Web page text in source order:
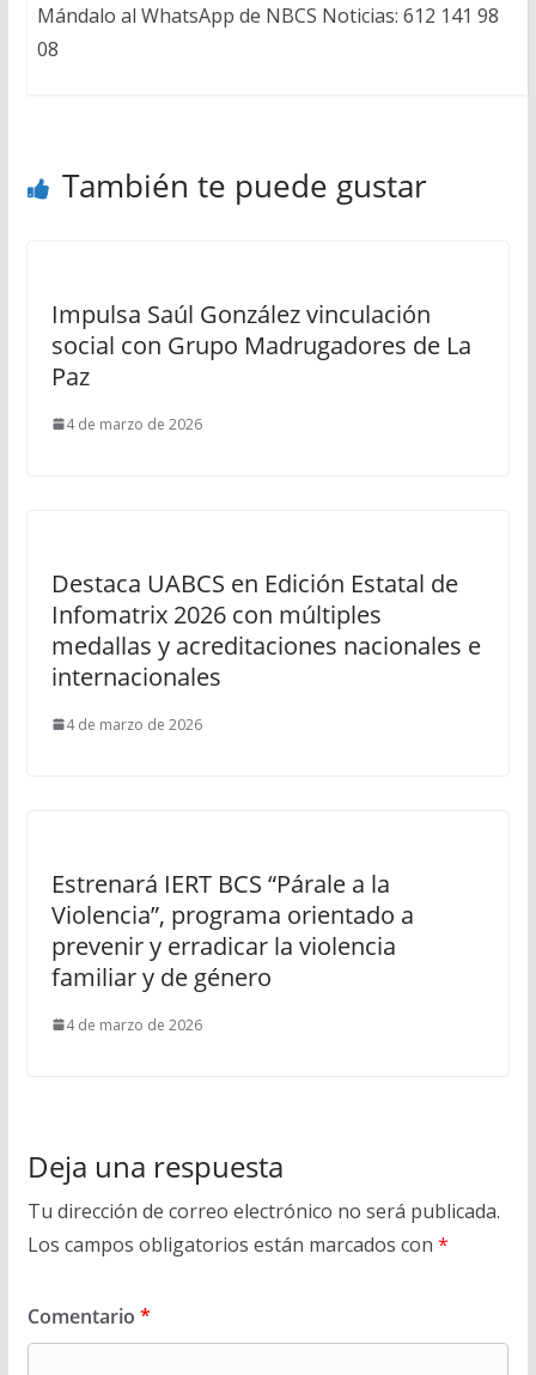
Mándalo al WhatsApp de NBCS Noticias: 612 141 98
08
También te puede gustar
Impulsa Saúl González vinculación
social con Grupo Madrugadores de La
Paz
4 de marzo de 2026
Destaca UABCS en Edición Estatal de
Infomatrix 2026 con múltiples
medallas y acreditaciones nacionales e
internacionales
4 de marzo de 2026
Estrenará IERT BCS “Párale a la
Violencia”, programa orientado a
prevenir y erradicar la violencia
familiar y de género
4 de marzo de 2026
Deja una respuesta
Tu dirección de correo electrónico no será publicada.
Los campos obligatorios están marcados con *
Comentario *